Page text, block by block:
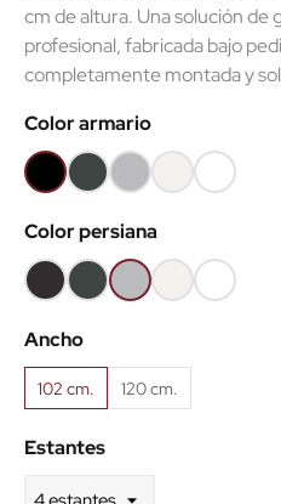
(2
cm de altura. Una solución de
profesional, fabricada bajo
completamente montada y
Color armario
Negro
RAL9005
Gris
grafito
RAL7016
Gris
RAL7035
Blanco
RAL9010
Súper
blanco
Color persiana
Negro
RAL9005
Gris
grafito
RAL7016
Gris
RAL7035
Blanco
RAL9010
Súper
blanco
Ancho
102 cm. 120 cm.
Estantes